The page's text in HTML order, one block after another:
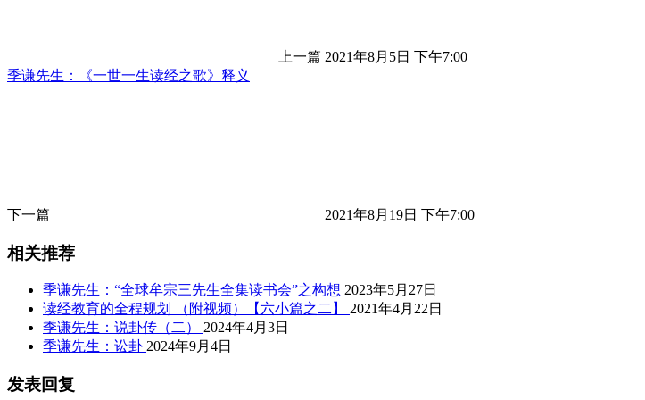
上一篇 2021年8月5日 下午7:00
季谦先生：《一世一生读经之歌》释义
下一篇 2021年8月19日 下午7:00
相关推荐
季谦先生：“全球牟宗三先生全集读书会”之构想 2023年5月27日
读经教育的全程规划 （附视频）【六小篇之二】
2021年4月22日
季谦先生：说卦传（二）
2024年4月3日
季谦先生：讼卦 2024年9月4日
发表回复